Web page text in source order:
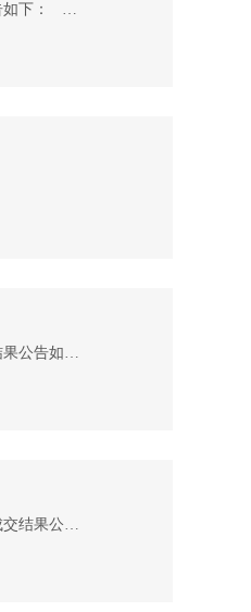
湖北中盛汇金项目管理有限公司受武汉美术馆的委托，对其2026年度武汉美术馆展览服务项目进行竞争性磋商采购。现就本次采购的成交结果公告如下： 一、项目概况 （一）项目编号：ZSHJ-2026-624 （二）项目名称：2026年度武汉美术馆展览服务项目 （三）项目基本概况: 1.本次项目共分 1 个包。 第1包： （1）项目包名称：2026年度武汉美术馆展览服务项目 （2）项目金额：37万元，最高限价：37万元 二、成交结果信息 1.成交供应商名称：武汉诚达豪骏科技有限公司 2.成交金额：37万元
湖北中盛汇金项目管理有限公司受中华人民共和国武昌海关的委托，对其武昌海关食堂食材采购项目进行竞争性磋商采购。现就本次采购的成交结果公告如下： 一、项目概况 （一）项目编号：ZSHJ-2026-614 （二）项目名称：武昌海关食堂食材采购项目 （三）项目基本概况: 1.本次项目共分 1 个包。 第1包： （1）项目包名称：武昌海关食堂食材采购项目 （2）项目金额：97万元，最高限价：97万元 二、成交结果信息 1.成交供应商名称：武汉精粉人家食品有限公司 2.成交综合折扣率：83% 三、联系事
湖北中盛汇金项目管理有限公司受武汉市测绘研究院的委托，对枣阳市地下管线数据处理劳务协作项目进行了竞争性磋商采购。现就本次采购的成交结果公告如下： 一、项目概况 (一)项目编号：ZSHJ-2026-908 (二)项目名称：枣阳市地下管线数据处理劳务协作 (三)项目基本概况： 1.本次竞争性磋商采购共分 1 个项目包。 第1包： (1)项目包名称：枣阳市地下管线数据处理劳务协作 (2)项目金额：11万元，单价最高限价：100元/公里。 二、成交结果信息 (一)第1包成交 1.项目包编号：1 2.项目包名称：枣阳市地下管线数据处